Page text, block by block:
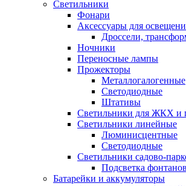
Светильники
Фонари
Аксессуары для
Дроссели,
Ночники
Переносные лампы
Прожекторы
Металлогалогенные
Светодиодные
Штативы
Светильники для ЖКХ и
Светильники линейные
Люминисцентные
Светодиодные
Светильники садово-
Подсветка фонтанов
Батарейки и аккумуляторы